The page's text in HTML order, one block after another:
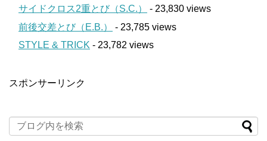
サイドクロス2重とび（S.C.）
- 23,830 views
前後交差とび（E.B.）
- 23,785 views
STYLE & TRICK - 23,782 views
スポンサーリンク